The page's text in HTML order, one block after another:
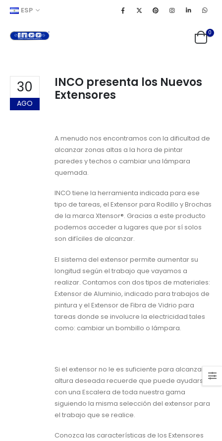
ESP
0
30
AGO
INCO presenta los Nuevos
Extensores
A menudo nos encontramos con la dificultad de
alcanzar zonas altas a la hora de pintar
paredes y techos o cambiar una lámpara
quemada.
INCO tiene la herramienta indicada para ese
tipo de tareas, el Extensor para Rodillo y Brochas
de la marca Xtensor®. Gracias a este producto
podemos acceder a lugares que por sí solos
son difíciles de alcanzar.
El sistema del extensor permite aumentar su
longitud según el trabajo que vayamos a
realizar. Contamos con dos tipos de materiales:
Extensor de Aluminio, indicado para trabajos de
pintura y el Extensor de Fibra de Vidrio para
tareas donde se involucre la electricidad tales
como: cambiar un bombillo o lámpara.
Si el extensor no le es suficiente para alcanzar la
altura deseada recuerde que puede ayudarse
con una Escalera de toda nuestra gama
siguiendo la misma selección del extensor para
el trabajo que se realice.
Conozca las características de los Extensores